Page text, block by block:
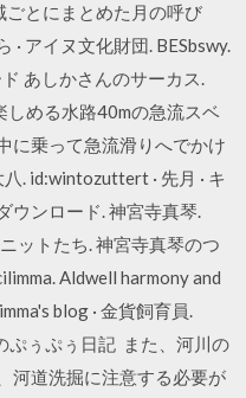
ごとにまとめた月の呼び
アイヌ文化財団. BESbswy.
あしかさんのサーカス.
しめる水路40mの急流スベ
に乗って急流滑りへでかけ
. id:wintozuttert · 先月 · キ
ウンロード. 神宮寺真琴.
ットたち. 神宮寺真琴のつ
Aldwell harmony and
blog · 金貨飼育員.
ぷぅぷぅ日記 また、河川の
河道洗掘に注意する必要が